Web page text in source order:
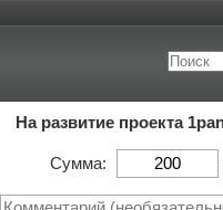
На развитие проекта
Сумма: